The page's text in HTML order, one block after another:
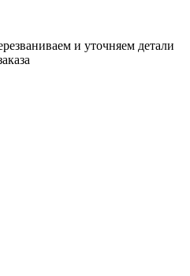
и уточняем детали